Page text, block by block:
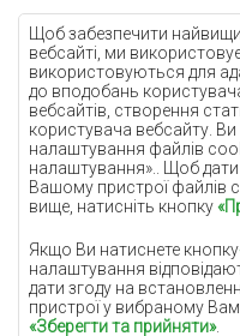
Щоб забезпечити
вебсайті, ми
використовуються для
до вподобань
вебсайтів, створення
користувача вебсайту. Ви
налаштування файлів
налаштування».. Щоб
Вашому пристрої файлів
вище, натисніть кнопку
Якщо Ви натиснете кнопку
налаштування
дати згоду на
пристрої у вибраному
«Зберегти та прийняти».